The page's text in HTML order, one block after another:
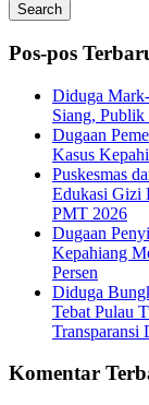
Search
Pos-pos
Diduga
Siang, Publik
Dugaan
Kasus
Puskesmas
Edukasi Gizi
PMT 2026
Dugaan
Kepahiang
Persen
Diduga
Tebat Pulau
Transparansi
Komentar